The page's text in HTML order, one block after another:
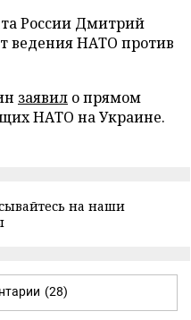
России Дмитрий
ведения НАТО против
заявил о прямом
НАТО на Украине.
на наши
(28)